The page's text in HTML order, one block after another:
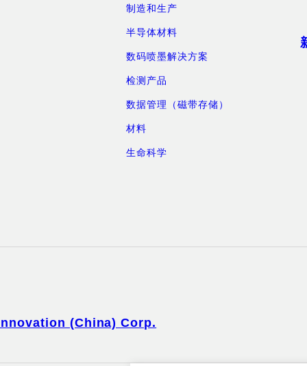
制造和生产
半导体材料
数码喷墨解决方案
检测产品
数据管理（磁带存储）
材料
生命科学
(China) Corp.